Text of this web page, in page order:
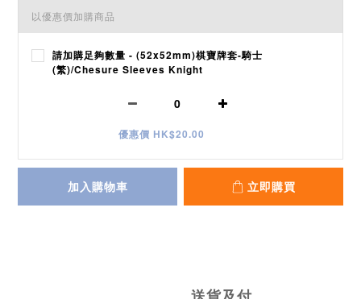
以優惠價加購商品
請加購足夠數量 - (52x52mm)棋寶牌套-騎士
(繁)/Chesure Sleeves Knight
優惠價 HK$20.00
加入購物車 立即購買